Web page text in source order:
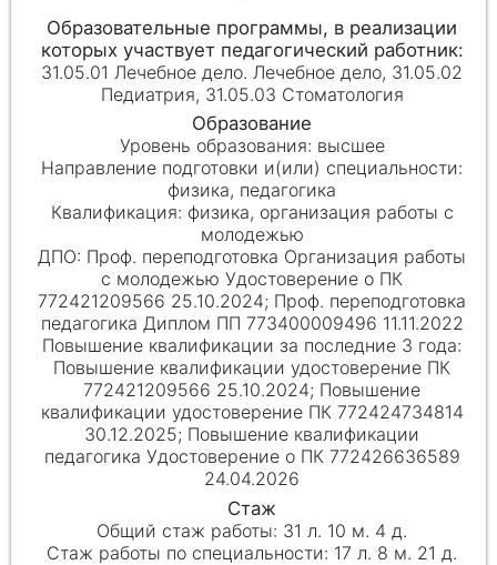
31.05.01 Лечебное дело. Лечебное дело, 31.05.02
Педиатрия, 31.05.03 Стоматология
высшее
физика, педагогика
физика, организация работы с
молодежью
Проф. переподготовка Организация работы
с молодежью Удостоверение о ПК
772421209566 25.10.2024; Проф. переподготовка
педагогика Диплом ПП 773400009496 11.11.2022
Повышение квалификации удостоверение ПК
772421209566 25.10.2024; Повышение
квалификации удостоверение ПК 772424734814
30.12.2025; Повышение квалификации
педагогика Удостоверение о ПК 772426636589
24.04.2026
31 л. 10 м. 4 д.
17 л. 8 м. 21 д.